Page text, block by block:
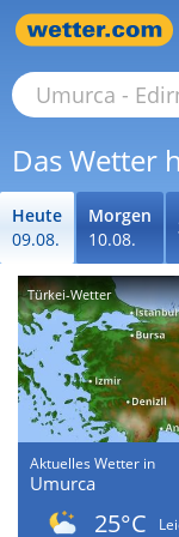
Das Wetter
Heute
09.08.
Morgen
10.08.
Türkei-Wetter
Aktuelles Wetter in
Umurca
25°C